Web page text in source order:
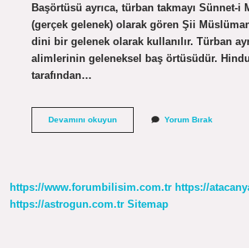
Başörtüsü ayrıca, türban takmayı Sünnet-i
(gerçek gelenek) olarak gören Şii
dini bir gelenek olarak kullanılır. Türban
alimlerinin geleneksel baş örtüsüdür.
tarafından…
Devamını okuyunTürbanın
Yorum Bırak
https://www.forumbilisim.com.tr https://
https://astrogun.com.tr Sitemap